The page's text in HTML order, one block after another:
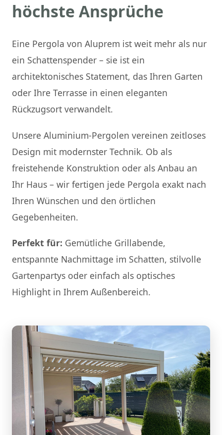
höchste Ansprüche
Eine Pergola von Aluprem ist weit mehr als nur
ein Schattenspender – sie ist ein
architektonisches Statement, das Ihren Garten
oder Ihre Terrasse in einen eleganten
Rückzugsort verwandelt.
Unsere Aluminium-Pergolen vereinen zeitloses
Design mit modernster Technik. Ob als
freistehende Konstruktion oder als Anbau an
Ihr Haus – wir fertigen jede Pergola exakt nach
Ihren Wünschen und den örtlichen
Gegebenheiten.
Perfekt für: Gemütliche Grillabende,
entspannte Nachmittage im Schatten, stilvolle
Gartenpartys oder einfach als optisches
Highlight in Ihrem Außenbereich.